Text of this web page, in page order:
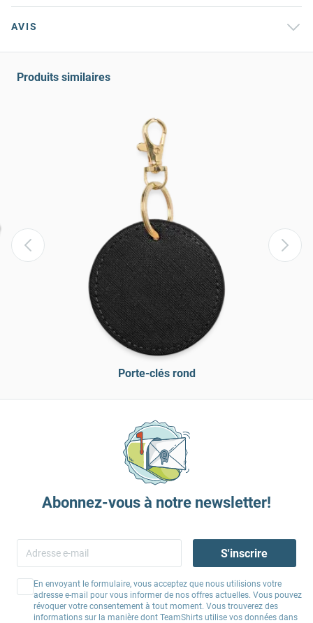
AVIS
Produits similaires
Porte-clés rond
Abonnez-vous à notre newsletter!
S'inscrire
En envoyant le formulaire, vous acceptez que nous utilisions votre
adresse e-mail pour vous informer de nos offres actuelles. Vous pouvez
révoquer votre consentement à tout moment. Vous trouverez des
informations sur la manière dont TeamShirts utilise vos données dans